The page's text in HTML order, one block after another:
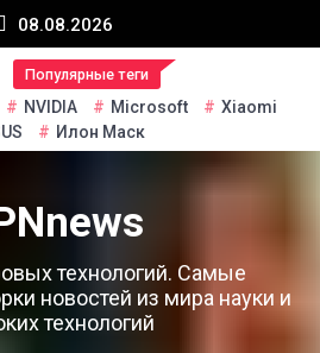
08.08.2026
Популярные теги
NVIDIA Microsoft
Xiaomi
Илон Маск
технологий. Самые
новостей из мира науки и
технологий